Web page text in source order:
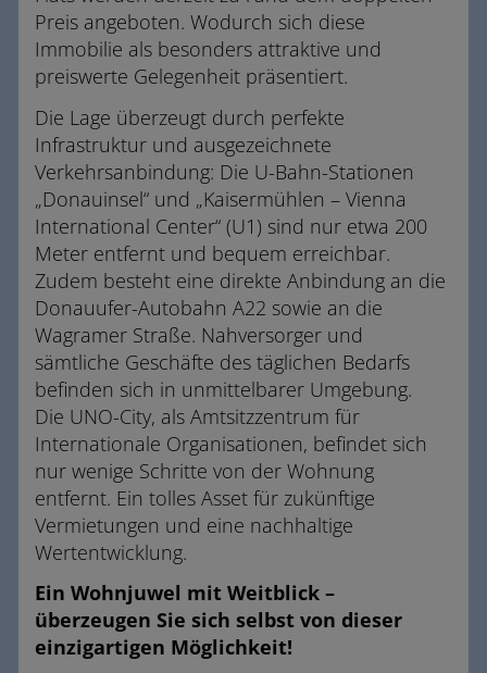
Preis angeboten. Wodurch sich diese
Immobilie als besonders attraktive und
preiswerte Gelegenheit präsentiert.
Die Lage überzeugt durch perfekte
Infrastruktur und ausgezeichnete
Verkehrsanbindung: Die U-Bahn-Stationen
„Donauinsel“ und „Kaisermühlen – Vienna
International Center“ (U1) sind nur etwa 200
Meter entfernt und bequem erreichbar.
Zudem besteht eine direkte Anbindung an die
Donauufer-Autobahn A22 sowie an die
Wagramer Straße. Nahversorger und
sämtliche Geschäfte des täglichen Bedarfs
befinden sich in unmittelbarer Umgebung.
Die UNO-City, als Amtsitzzentrum für
Internationale Organisationen, befindet sich
nur wenige Schritte von der Wohnung
entfernt. Ein tolles Asset für zukünftige
Vermietungen und eine nachhaltige
Wertentwicklung.
Ein Wohnjuwel mit Weitblick –
überzeugen Sie sich selbst von dieser
einzigartigen Möglichkeit!